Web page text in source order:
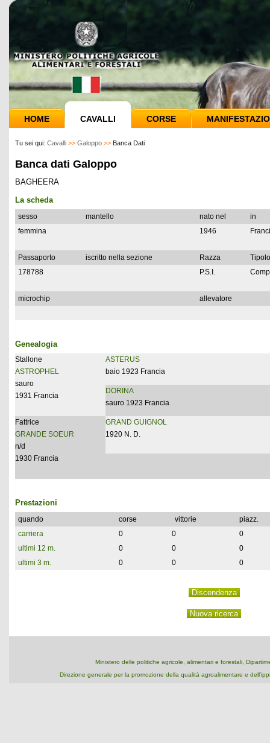
HOME CAVALLI CORSE
Tu sei qui: Cavalli >> Galoppo >> Banca Dati
Banca dati Galoppo
BAGHEERA
La scheda
sesso mantello nato nel
in
femmina
1946
Passaporto iscritto nella sezione Razza
178788
P.S.I.
microchip allevatore
Genealogia
Stallone
ASTROPHEL
sauro
1931 Francia
ASTERUS
baio 1923 Francia
DORINA
sauro 1923 Francia
Fattrice
GRANDE SOEUR
n/d
1930 Francia
GRAND GUIGNOL
1920 N. D.
Prestazioni
quando corse vittorie
piazz.
carriera
0 0
0
ultimi 12 m.
0 0
0
ultimi 3 m.
0 0 0
Ministero delle politiche agricole, alimentari e forestali,
Direzione generale per la promozione della qualità agroalimentare e